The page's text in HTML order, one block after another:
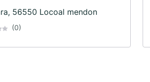
56550 Locoal mendon
(0)